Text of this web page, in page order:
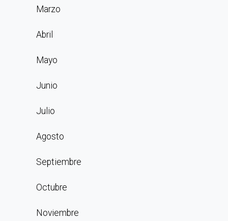
Marzo
Abril
Mayo
Junio
Julio
Agosto
Septiembre
Octubre
Noviembre